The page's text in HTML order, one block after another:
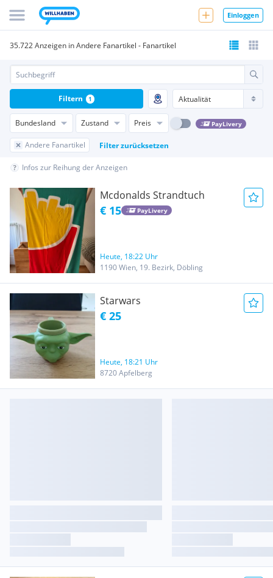
Einloggen
35.722 Anzeigen in Andere Fanartikel - Fanartikel
Bundesland Zustand Preis PayLivery
Andere Fanartikel Filter zurücksetzen
Filtern 1
Infos zur Reihung der Anzeigen
Mcdonalds Strandtuch
€ 15 PayLivery
Heute, 18:22 Uhr
1190 Wien, 19. Bezirk, Döbling
Starwars
€ 25
Heute, 18:21 Uhr
8720 Apfelberg